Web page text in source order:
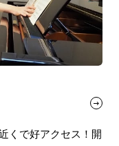
くで好アクセス！開